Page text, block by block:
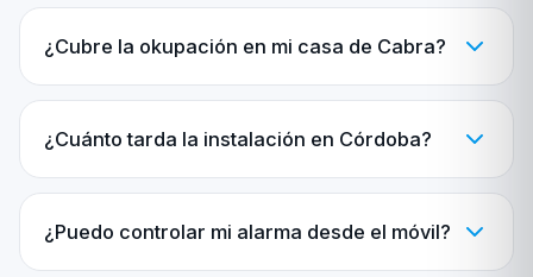
¿Cubre la okupación en mi casa de Cabra?
¿Cuánto tarda la instalación en Córdoba?
¿Puedo controlar mi alarma desde el móvil?